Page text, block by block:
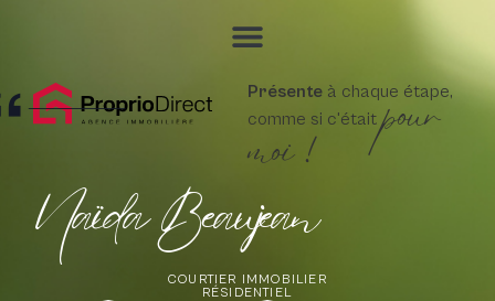
Présenteà chaque étape,
comme si c'était pour
moi !
Naïda Beaujean
COURTIER IMMOBILIER
RÉSIDENTIEL